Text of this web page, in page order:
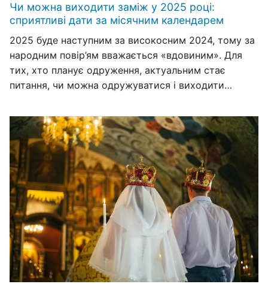
Чи можна виходити заміж у 2025 році:
сприятливі дати за місячним календарем
2025 буде наступним за високосним 2024, тому за
народним повір’ям вважається «вдовиним». Для
тих, хто планує одруження, актуальним стає
питання, чи можна одружуватися і виходити…